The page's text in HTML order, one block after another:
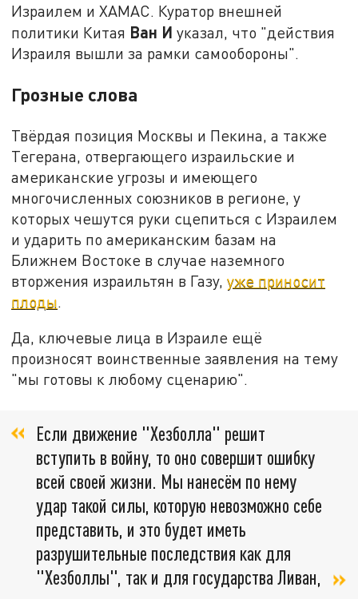
Израилем и ХАМАС. Куратор внешней
политики Китая Ван Иуказал, что "действия
Израиля вышли за рамки самообороны".
Грозные слова
Твёрдая позиция Москвы и Пекина, а также
Тегерана, отвергающего израильские и
американские угрозы и имеющего
многочисленных союзников в регионе, у
которых чешутся руки сцепиться с Израилем
и ударить по американским базам на
Ближнем Востоке в случае наземного
вторжения израильтян в Газу,уже приносит
плоды.
Да, ключевые лица в Израиле ещё
произносят воинственные заявления на тему
"мы готовы к любому сценарию".
Если движение "Хезболла" решит
вступить в войну, то оно совершит ошибку
всей своей жизни. Мы нанесём по нему
удар такой силы, которую невозможно себе
представить, и это будет иметь
разрушительные последствия как для
"Хезболлы", так и для государства Ливан,